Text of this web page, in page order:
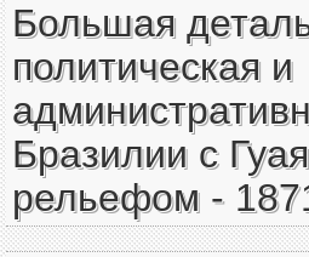
Большая
политическая и
Бразилии с
рельефом -